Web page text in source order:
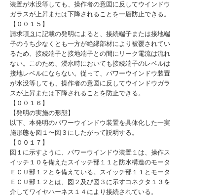
装置が水没等しても、操作者の意図に反してウインドウ
ガラスが上昇または下降されることを一層防止できる。
【００１５】
請求項 ３ に記載の発明によると、接続端子または接地端
子のうち少なくとも一方が絶縁部材により被覆されてい
るため、接続端子と接地端子との間にリーク電流は流れ
ない。このため、浸水時においても接続端子のレベルは
接地レベルにならない。従って、パワーウインドウ装置
が水没等しても、操作者の意図に反してウインドウガラ
スが上昇または下降されることを防止できる。
【００１６】
【発明の実施の形態】
以下、本発明のパワーウインドウ装置を具体化した一実
施形態を図１〜図３にしたがって説明する。
【００１７】
図１に示すように、パワーウインドウ装置１は、操作ス
イッチ１０を備えたスイッチ部１１と防水構造のモータ
ＥＣＵ部１２とを備えている。スイッチ部１１とモータ
ＥＣＵ部１２とは、図２及び図３に示すコネクタ１３を
介してワイヤハーネス１４により接続されている。